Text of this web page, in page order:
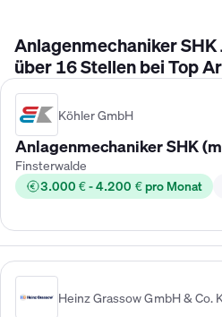
Anlagenmechaniker SHK
über 16 Stellen bei Top
Köhler GmbH
Anlagenmechaniker SHK
Finsterwalde
3.000 € - 4.200 € pro Monat
Heinz Grassow GmbH & Co.